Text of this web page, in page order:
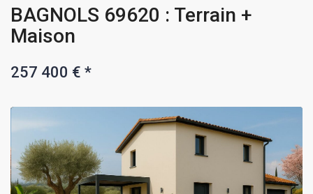
BAGNOLS 69620 : Terrain +
Maison
257 400 €*